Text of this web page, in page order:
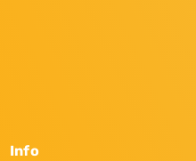
Info